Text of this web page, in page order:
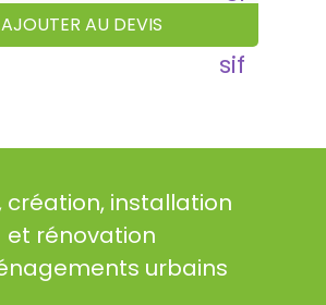
AJOUTER AU DEVIS